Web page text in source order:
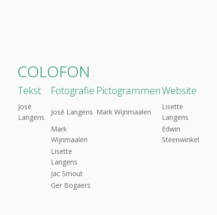
COLOFON
Tekst Fotografie PictogrammenWebsite
José
Langens
José Langens Mark Wijnmaalen
Lisette
Langens
Mark
Wijnmaalen
Edwin
Steenwinkel
Lisette
Langens
Jac Smout
Ger Bogaers